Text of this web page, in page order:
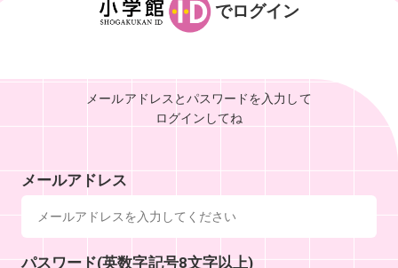
でログイン
メールアドレスとパスワードを入力して
ログインしてね
メールアドレス
パスワード(英数字記号8文字以上)